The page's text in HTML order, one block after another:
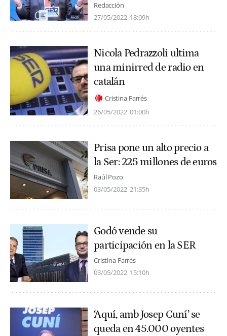
Redacción
27/05/2022 18:09h
Nicola Pedrazzoli ultima
una minirred de radio en
catalán
Cristina Farrés
26/05/2022 01:00h
Prisa pone un alto precio a
la Ser: 225 millones de euros
Raúl Pozo
03/05/2022 21:35h
Godó vende su
participación en la SER
Cristina Farrés
03/05/2022 15:10h
‘Aquí, amb Josep Cuní’ se
queda en 45.000 oyentes